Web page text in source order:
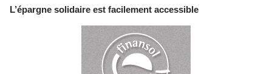
L’épargne solidaire est facilement accessible